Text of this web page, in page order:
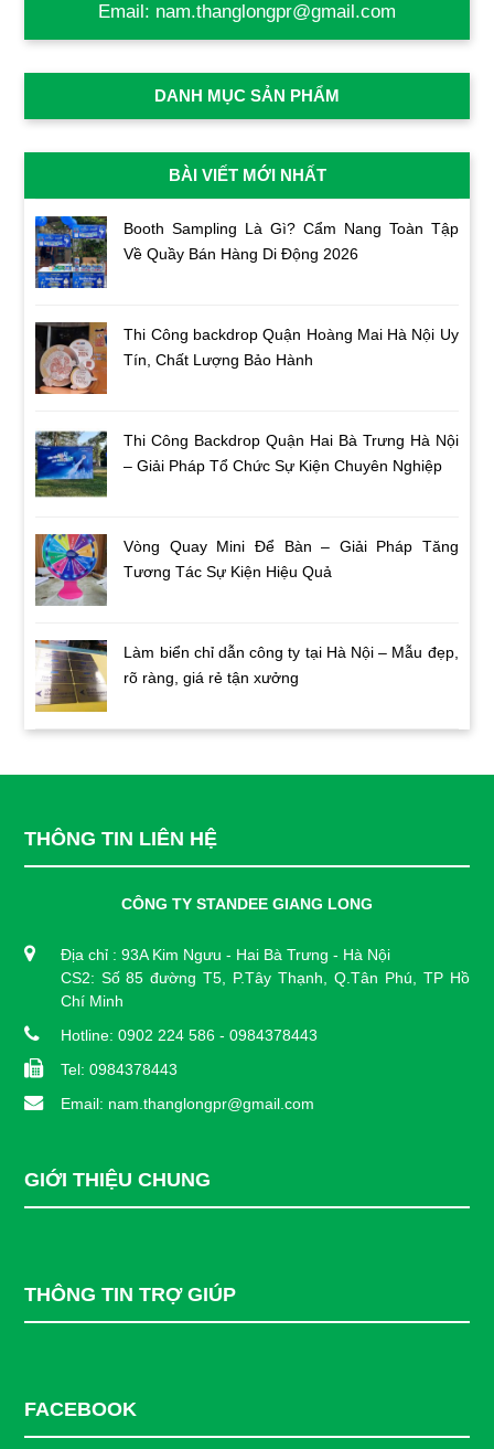
Email: nam.thanglongpr@gmail.com
DANH MỤC SẢN PHẨM
BÀI VIẾT MỚI NHẤT
Booth Sampling Là Gì? Cẩm Nang Toàn Tập
Về Quầy Bán Hàng Di Động 2026
Thi Công backdrop Quận Hoàng Mai Hà Nội Uy
Tín, Chất Lượng Bảo Hành
Thi Công Backdrop Quận Hai Bà Trưng Hà Nội
– Giải Pháp Tổ Chức Sự Kiện Chuyên Nghiệp
Vòng Quay Mini Để Bàn – Giải Pháp Tăng
Tương Tác Sự Kiện Hiệu Quả
Làm biển chỉ dẫn công ty tại Hà Nội – Mẫu đẹp,
rõ ràng, giá rẻ tận xưởng
THÔNG TIN LIÊN HỆ
CÔNG TY STANDEE GIANG LONG
Địa chỉ : 93A Kim Ngưu - Hai Bà Trưng - Hà Nội
CS2: Số 85 đường T5, P.Tây Thạnh, Q.Tân Phú, TP Hồ
Chí Minh
Hotline: 0902 224 586 - 0984378443
Tel: 0984378443
Email: nam.thanglongpr@gmail.com
GIỚI THIỆU CHUNG
THÔNG TIN TRỢ GIÚP
FACEBOOK